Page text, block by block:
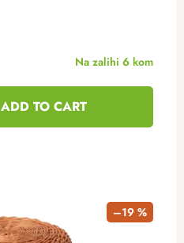
Na zalihi 6 kom
ADD TO CART
–19 %